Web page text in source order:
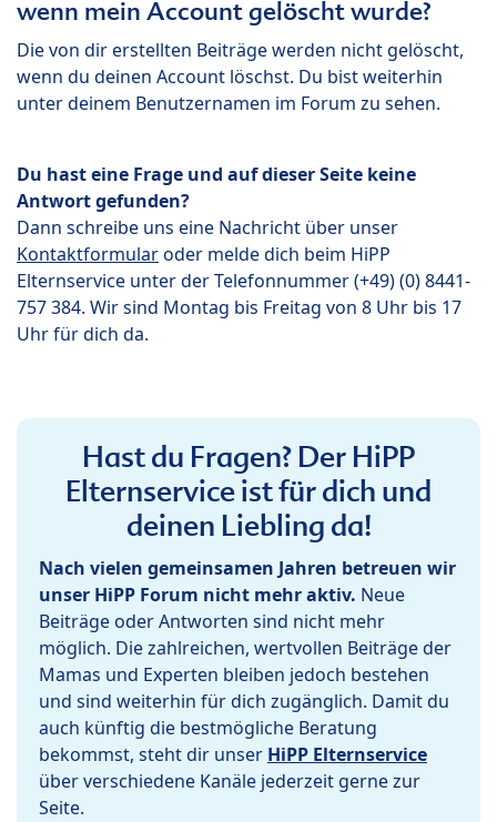
wenn mein Account gelöscht wurde?
Die von dir erstellten Beiträge werden nicht gelöscht,
wenn du deinen Account löschst. Du bist weiterhin
unter deinem Benutzernamen im Forum zu sehen.
Du hast eine Frage und auf dieser Seite keine
Antwort gefunden?
Dann schreibe uns eine Nachricht über unser
Kontaktformularoder melde dich beim HiPP
Elternservice unter der Telefonnummer (+49) (0) 8441-
757 384. Wir sind Montag bis Freitag von 8 Uhr bis 17
Uhr für dich da.
Hast du Fragen? Der HiPP
Elternservice ist für dich und
deinen Liebling da!
Nach vielen gemeinsamen Jahren betreuen wir
unser HiPP Forum nicht mehr aktiv. Neue
Beiträge oder Antworten sind nicht mehr
möglich. Die zahlreichen, wertvollen Beiträge der
Mamas und Experten bleiben jedoch bestehen
und sind weiterhin für dich zugänglich. Damit du
auch künftig die bestmögliche Beratung
bekommst, steht dir unser HiPP Elternservice
über verschiedene Kanäle jederzeit gerne zur
Seite.